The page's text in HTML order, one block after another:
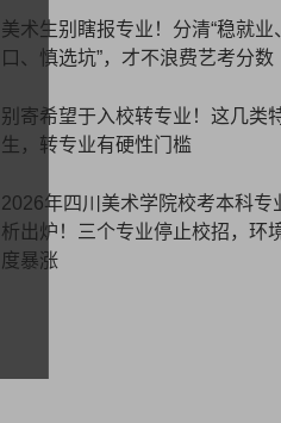
美术生别瞎报专业！分清“稳就业
口、慎选坑”，才不浪费艺考分数
别寄希望于入校转专业！这几类
生，转专业有硬性门槛
2026年四川美术学院校考本科专
析出炉！三个专业停止校招，环
度暴涨